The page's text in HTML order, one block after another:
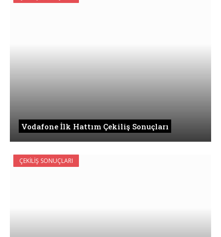
Vodafone İlk Hattım Çekiliş Sonuçları
ÇEKILIŞ SONUÇLARI